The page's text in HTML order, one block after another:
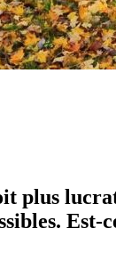
plus
Est-